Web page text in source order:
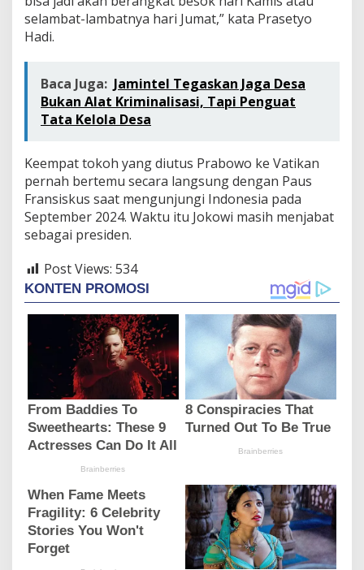
selambat-lambatnya hari Jumat,” kata Prasetyo
Hadi.
Baca Juga: Jamintel Tegaskan Jaga Desa
Bukan Alat Kriminalisasi, Tapi Penguat
Tata Kelola Desa
Keempat tokoh yang diutus Prabowo ke Vatikan
pernah bertemu secara langsung dengan Paus
Fransiskus saat mengunjungi Indonesia pada
September 2024. Waktu itu Jokowi masih menjabat
sebagai presiden.
Post Views: 534